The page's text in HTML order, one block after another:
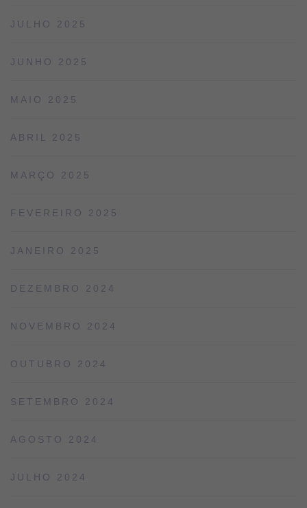
JULHO 2025
JUNHO 2025
MAIO 2025
ABRIL 2025
MARÇO 2025
FEVEREIRO 2025
JANEIRO 2025
DEZEMBRO 2024
NOVEMBRO 2024
OUTUBRO 2024
SETEMBRO 2024
AGOSTO 2024
JULHO 2024